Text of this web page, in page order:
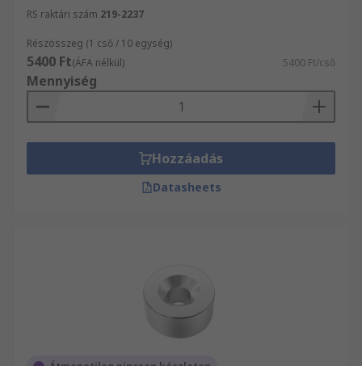
RS raktári szám 219-2237
Részösszeg (1 cső / 10 egység)
5400 Ft(ÁFA nélkül) 5400 Ft/cső
Mennyiség
Hozzáadás
Datasheets